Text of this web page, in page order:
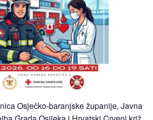
Osječko-baranjske županije, Javna